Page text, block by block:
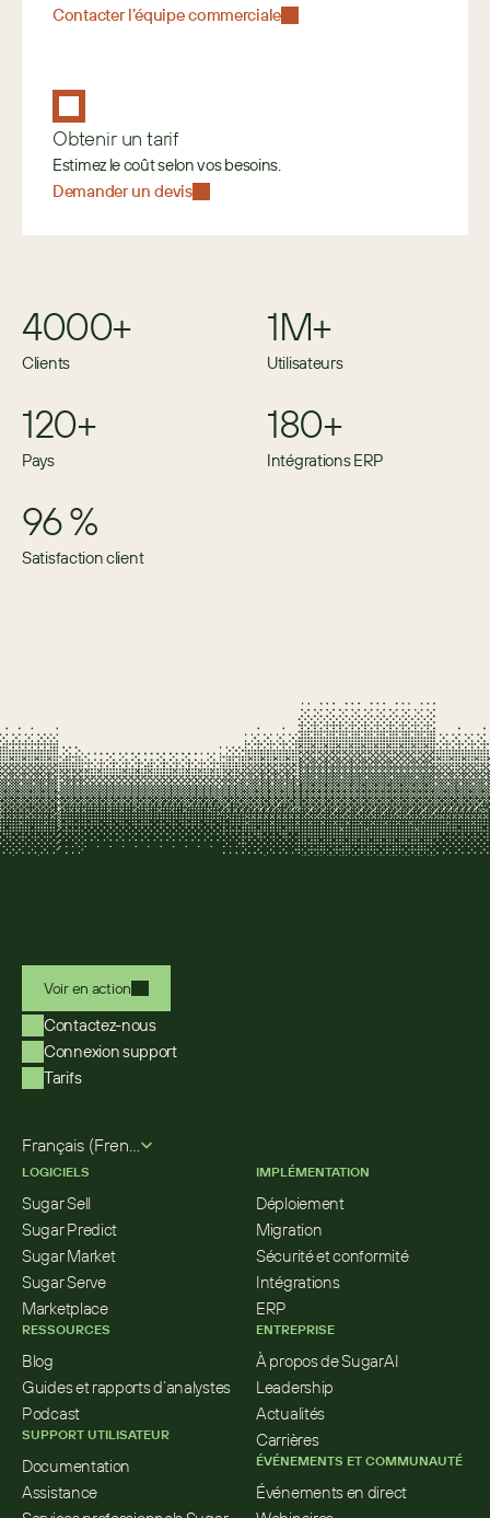
Contacter l’équipe commerciale
Obtenir un tarif
Estimez le coût selon vos besoins.
Demander un devis
4000+
Clients
1M+
Utilisateurs
120+
Pays
180+
Intégrations ERP
96 %
Satisfaction client
Voir en action
Contactez-nous
Connexion support
Tarifs
Français (French)
LOGICIELS
Sugar Sell
Sugar Predict
Sugar Market
Sugar Serve
Marketplace
RESSOURCES
Blog
Guides et rapports d’analystes
Podcast
SUPPORT UTILISATEUR
Documentation
Assistance
IMPLÉMENTATION
Déploiement
Migration
Sécurité et conformité
Intégrations
ERP
ENTREPRISE
À propos de SugarAI
Leadership
Actualités
Carrières
ÉVÉNEMENTS ET COMMUNAUTÉ
Événements en direct